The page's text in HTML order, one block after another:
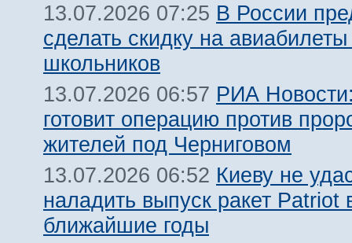
13.07.2026 07:25 В России
сделать скидку на
школьников
13.07.2026 06:57 РИА
готовит операцию против
жителей под Черниговом
13.07.2026 06:52 Киеву не
наладить выпуск ракет Patriot
ближайшие годы